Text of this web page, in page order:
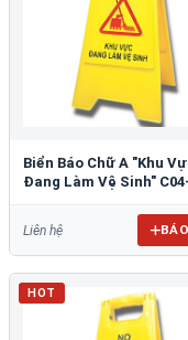
Biển Báo Chữ A "Khu
Đang Làm Vệ Sinh"
Liên hệ
HOT